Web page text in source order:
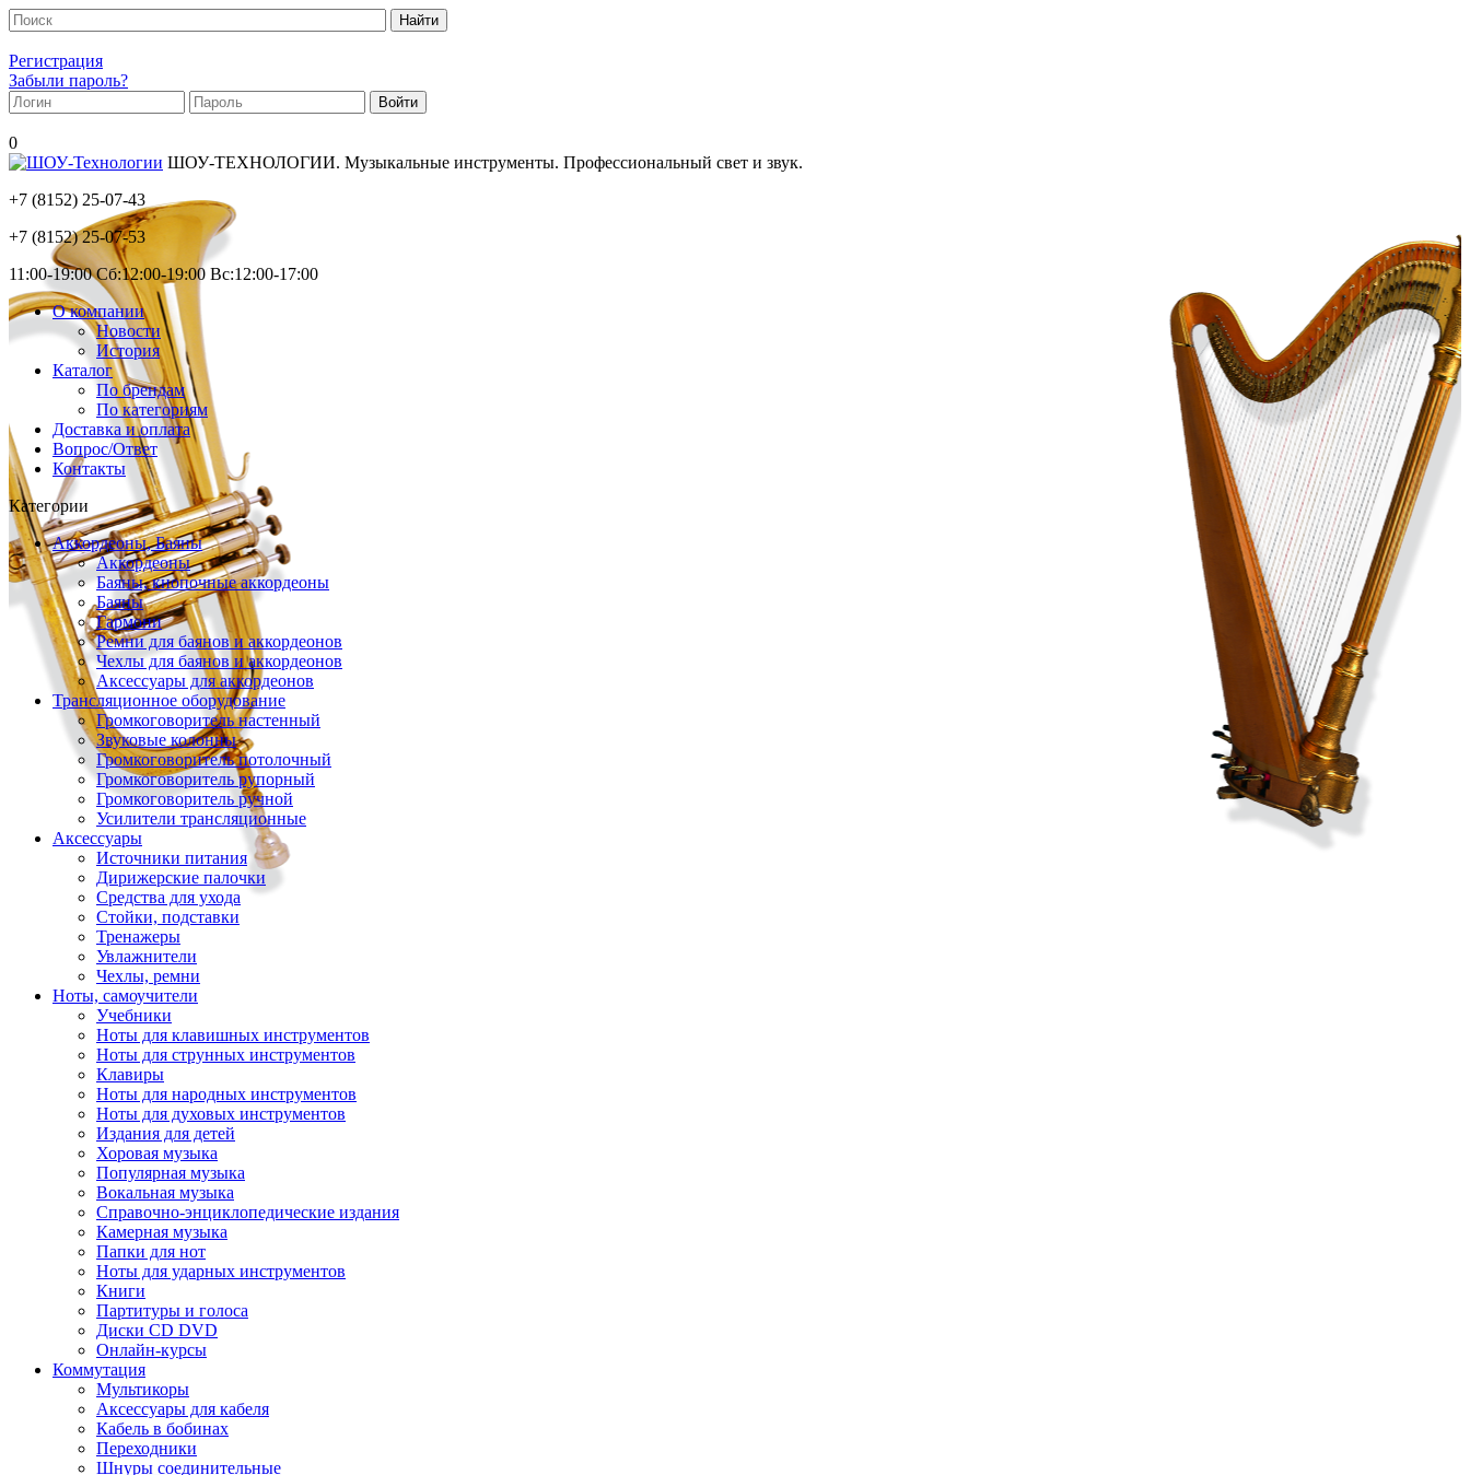
Регистрация
Забыли пароль?
0
ШОУ-ТЕХНОЛОГИИ. Музыкальные инструменты. Профессиональный свет и звук.
+7 (8152) 25-07-43
+7 (8152)25-07-53
11:00-19:00 Сб:12:00-19:00 Вс:12:00-17:00
О компании
Новости
История
Каталог
По брендам
По категориям
Доставка и оплата
Вопрос/Ответ
Контакты
Категории
Аккордеоны, Баяны
Аккордеоны
Баяны, кнопочные аккордеоны
Баяны
Гармони
Ремни для баянов и аккордеонов
Чехлы для баянов и аккордеонов
Аксессуары для аккордеонов
Трансляционное оборудование
Громкоговоритель настенный
Звуковые колонны
Громкоговоритель потолочный
Громкоговоритель рупорный
Громкоговоритель ручной
Усилители трансляционные
Аксессуары
Источники питания
Дирижерские палочки
Средства для ухода
Стойки, подставки
Тренажеры
Увлажнители
Чехлы, ремни
Ноты, самоучители
Учебники
Ноты для клавишных инструментов
Ноты для струнных инструментов
Клавиры
Ноты для народных инструментов
Ноты для духовых инструментов
Издания для детей
Хоровая музыка
Популярная музыка
Вокальная музыка
Справочно-энциклопедические издания
Камерная музыка
Папки для нот
Ноты для ударных инструментов
Книги
Партитуры и голоса
Диски CD DVD
Онлайн-курсы
Коммутация
Мультикоры
Аксессуары для кабеля
Кабель в бобинах
Переходники
Шнуры соединительные